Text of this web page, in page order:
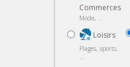
Commerces
Mode, ...
Loisirs
Plages, sports,
...